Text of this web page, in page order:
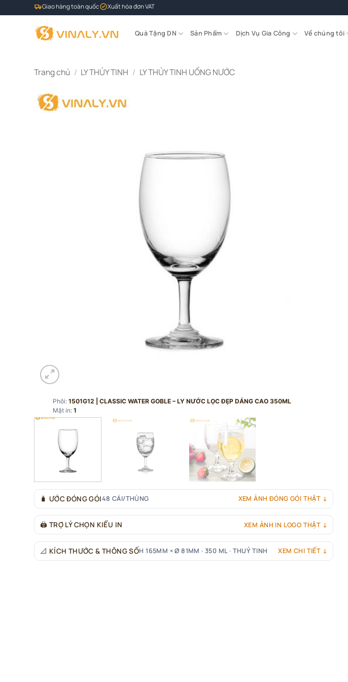
qua
Giao hàng toàn quốc Xuất hóa đơn VAT
Quà Tặng DN Sản Phẩm Dịch Vụ Gia Công Về chúng tôi
Trang chủ / LY THỦY TINH / LY THỦY TINH UỐNG NƯỚC
Phôi: 1501G12 | CLASSIC WATER GOBLE – LY NƯỚC LỌC ĐẸP DÁNG CAO 350ML
Mặt in: 1
🧳 ƯỚC ĐÓNG GÓI48 CÁI/THÙNG XEM ẢNH ĐÓNG GÓI THẬT ↓
🖨 TRỢ LÝ CHỌN KIỂU IN XEM ẢNH IN LOGO THẬT ↓
📐 KÍCH THƯỚC & THÔNG SỐH 165MM × Ø 81MM · 350 ML · THUỶ TINH XEM CHI TIẾT ↓